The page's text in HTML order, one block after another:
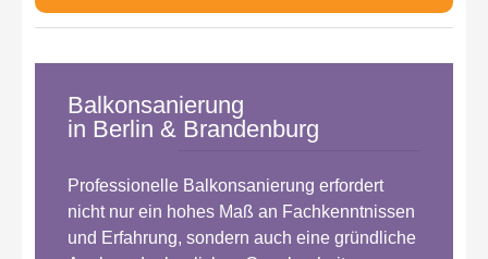
Balkonsanierung
in Berlin & Brandenburg
Professionelle Balkonsanierung erfordert
nicht nur ein hohes Maß an Fachkenntnissen
und Erfahrung, sondern auch eine gründliche